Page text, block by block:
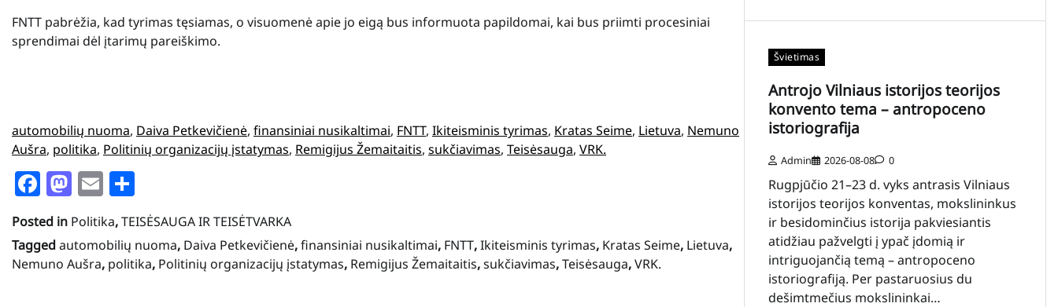
FNTT pabrėžia, kad tyrimas tęsiamas, o visuomenė apie jo eigą bus informuota papildomai, kai bus priimti procesiniai
sprendimai dėl įtarimų pareiškimo.
automobilių nuoma, Daiva Petkevičienė, finansiniai nusikaltimai, FNTT, Ikiteisminis tyrimas, Kratas Seime, Lietuva, Nemuno
Aušra, politika, Politinių organizacijų įstatymas, Remigijus Žemaitaitis, sukčiavimas, Teisėsauga, VRK.
Facebook
Mastodon
Email
Posted in Politika,TEISĖSAUGA IR TEISĖTVARKA
Taggedautomobilių nuoma, Daiva Petkevičienė,finansiniai nusikaltimai, FNTT,Ikiteisminis tyrimas, Kratas Seime, Lietuva,
Nemuno Aušra, politika, Politinių organizacijų įstatymas, Remigijus Žemaitaitis,sukčiavimas,Teisėsauga,VRK.
Švietimas
Antrojo Vilniaus istorijos teorijos
konvento tema – antropoceno
istoriografija
Admin 2026-08-08 0
Rugpjūčio 21–23 d. vyks antrasis Vilniaus
istorijos teorijos konventas, mokslininkus
ir besidominčius istorija pakviesiantis
atidžiau pažvelgti į ypač įdomią ir
intriguojančią temą – antropoceno
istoriografiją. Per pastaruosius du
dešimtmečius mokslininkai…